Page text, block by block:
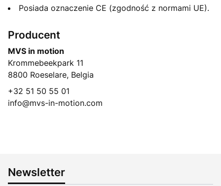
Posiada oznaczenie CE (zgodność z normami UE).
Producent
MVS in motion
Krommebeekpark 11
8800 Roeselare, Belgia
+32 51 50 55 01
info@mvs-in-motion.com
Newsletter